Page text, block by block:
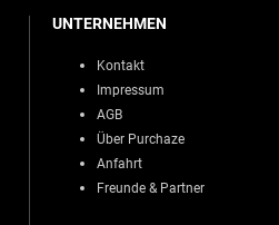
UNTERNEHMEN
Kontakt
Impressum
AGB
Über Purchaze
Anfahrt
Freunde & Partner